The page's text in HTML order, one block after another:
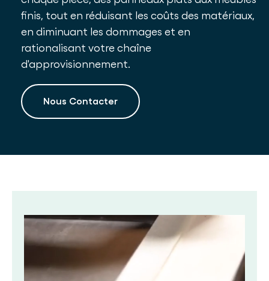
finis, tout en réduisant les coûts des matériaux,
en diminuant les dommages et en
rationalisant votre chaîne
d'approvisionnement.
Nous Contacter